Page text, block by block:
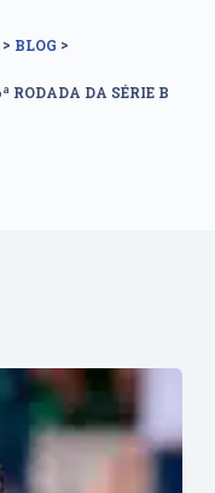
> BLOG >
RODADA DA SÉRIE B